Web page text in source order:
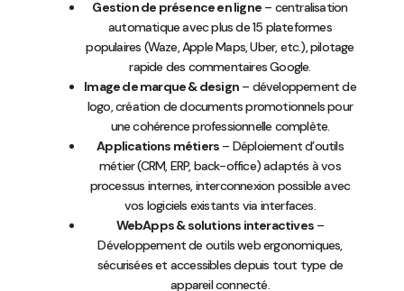
Gestion de présence en ligne – centralisation
automatique avec plus de 15 plateformes
populaires (Waze, Apple Maps, Uber, etc.), pilotage
rapide des commentaires Google.
Image de marque & design – développement de
logo, création de documents promotionnels pour
une cohérence professionnelle complète.
Applications métiers – Déploiement d’outils
métier (CRM, ERP, back-office) adaptés à vos
processus internes, interconnexion possible avec
vos logiciels existants via interfaces.
WebApps & solutions interactives –
Développement de outils web ergonomiques,
sécurisées et accessibles depuis tout type de
appareil connecté.